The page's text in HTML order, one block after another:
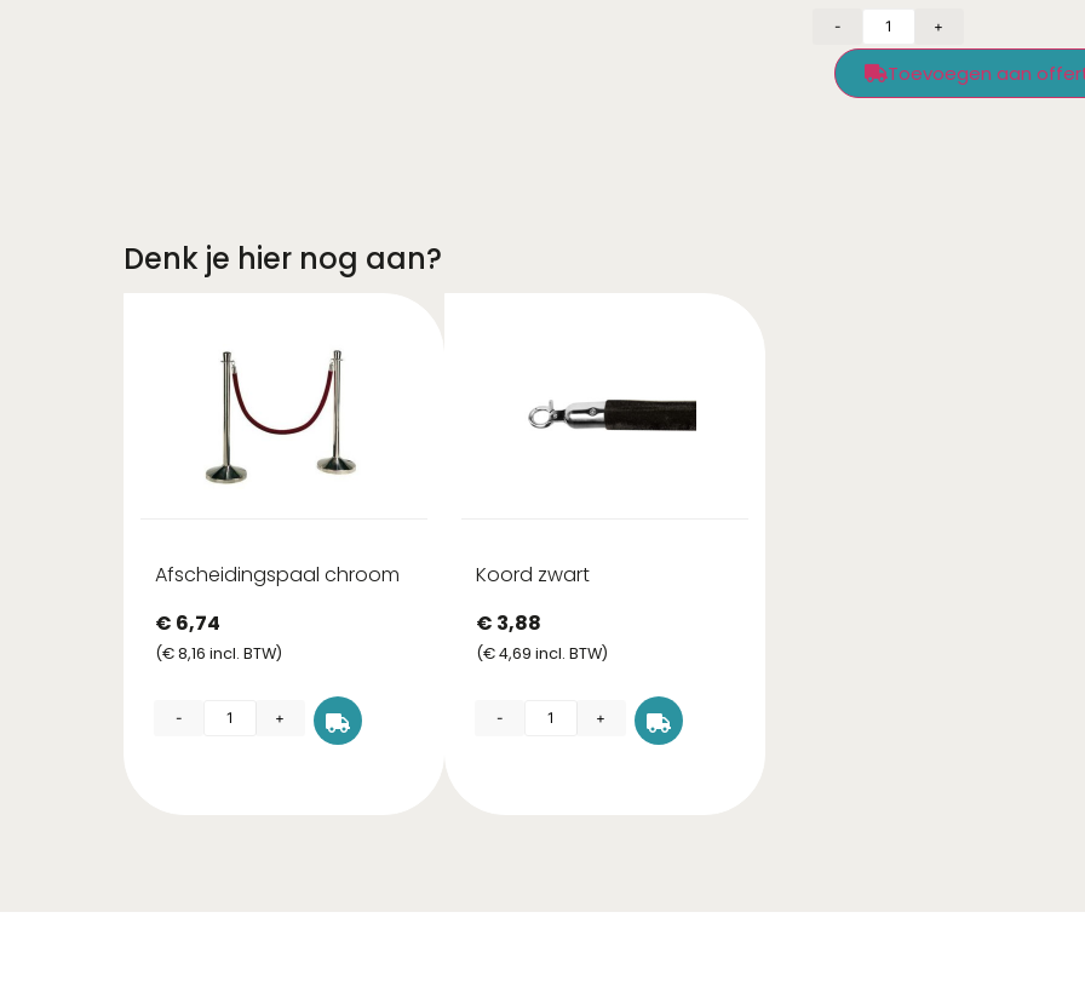
- +
Toevoegen aan
Denk je hier nog aan?
Afscheidingspaal chroom
€ 6,74
(€8,16 incl. BTW)
- +
Koord zwart
€ 3,88
(€4,69 incl. BTW)
- +